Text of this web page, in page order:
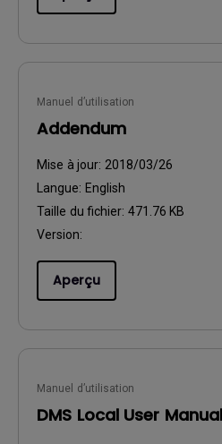
Manuel d’utilisation
Addendum
Mise à jour: 2018/03/26
Langue: English
Taille du fichier: 471.76 KB
Version:
Aperçu
Manuel d’utilisation
DMS Local User Manual